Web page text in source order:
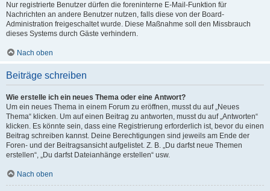
Nur registrierte Benutzer dürfen die foreninterne E-Mail-Funktion für
Nachrichten an andere Benutzer nutzen, falls diese von der Board-
Administration freigeschaltet wurde. Diese Maßnahme soll den Missbrauch
dieses Systems durch Gäste verhindern.
Nach oben
Beiträge schreiben
Wie erstelle ich ein neues Thema oder eine Antwort?
Um ein neues Thema in einem Forum zu eröffnen, musst du auf „Neues
Thema“ klicken. Um auf einen Beitrag zu antworten, musst du auf „Antworten“
klicken. Es könnte sein, dass eine Registrierung erforderlich ist, bevor du einen
Beitrag schreiben kannst. Deine Berechtigungen sind jeweils am Ende der
Foren- und der Beitragsansicht aufgelistet. Z. B. „Du darfst neue Themen
erstellen“, „Du darfst Dateianhänge erstellen“ usw.
Nach oben